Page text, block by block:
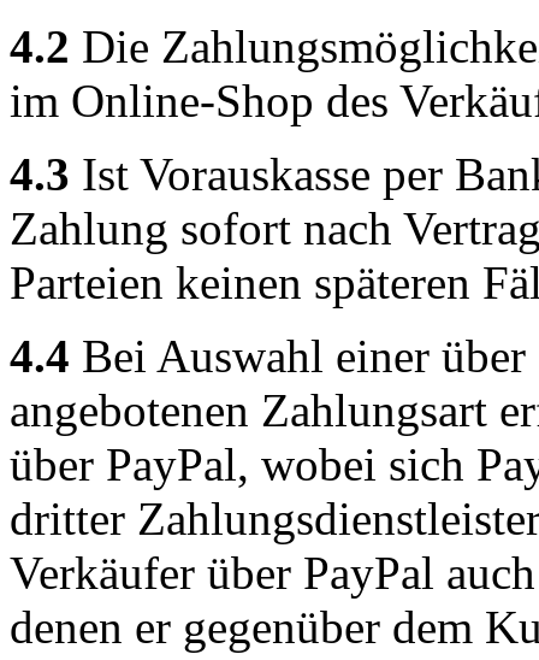
4.2 Die
im Online-Shop des
4.3 Ist Vorauskasse per
Zahlung sofort nach
Parteien keinen späteren
4.4 Bei Auswahl einer über
angebotenen Zahlungsart
über PayPal, wobei sich
dritter
Verkäufer über PayPal
denen er gegenüber dem